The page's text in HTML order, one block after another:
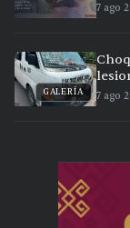
7 ago
GALERÍA 7 ago